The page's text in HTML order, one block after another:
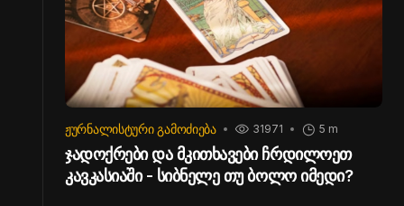
ᲟᲣᲠᲜᲐᲚᲘᲡᲢᲣᲠᲘ ᲒᲐᲛᲝᲫᲘᲔᲑᲐ 31971 5 m
ჯადოქრები და მკითხავები ჩრდილოეთ
კავკასიაში - სიბნელე თუ ბოლო იმედი?